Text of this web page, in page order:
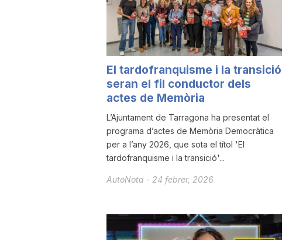
r
r
g
o
n
El tardofranquisme i la transició
seran el fil conductor dels
actes de Memòria
L’Ajuntament de Tarragona ha presentat el
programa d’actes de Memòria Democràtica
per a l’any 2026, que sota el títol 'El
tardofranquisme i la transició'...
AutoNota - 24 febrer, 2026